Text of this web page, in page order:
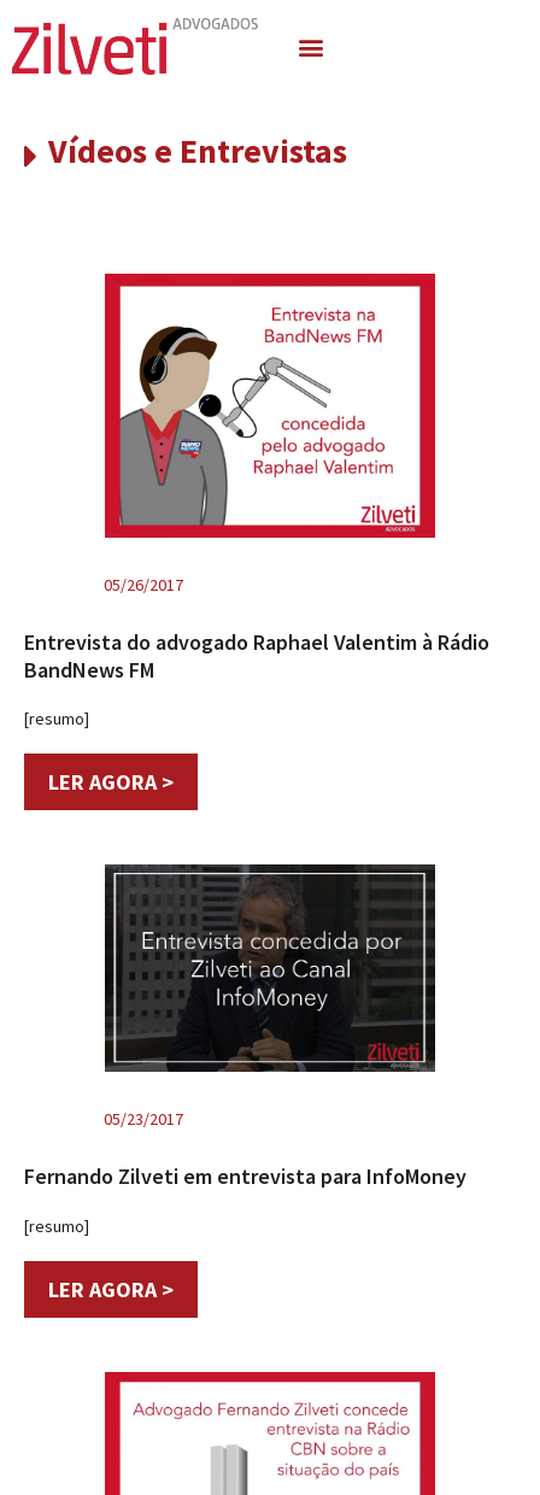
Vídeos e Entrevistas
05/26/2017
Entrevista do advogado Raphael Valentim à Rádio
BandNews FM
[resumo]
LER AGORA >
05/23/2017
Fernando Zilveti em entrevista para InfoMoney
[resumo]
LER AGORA >